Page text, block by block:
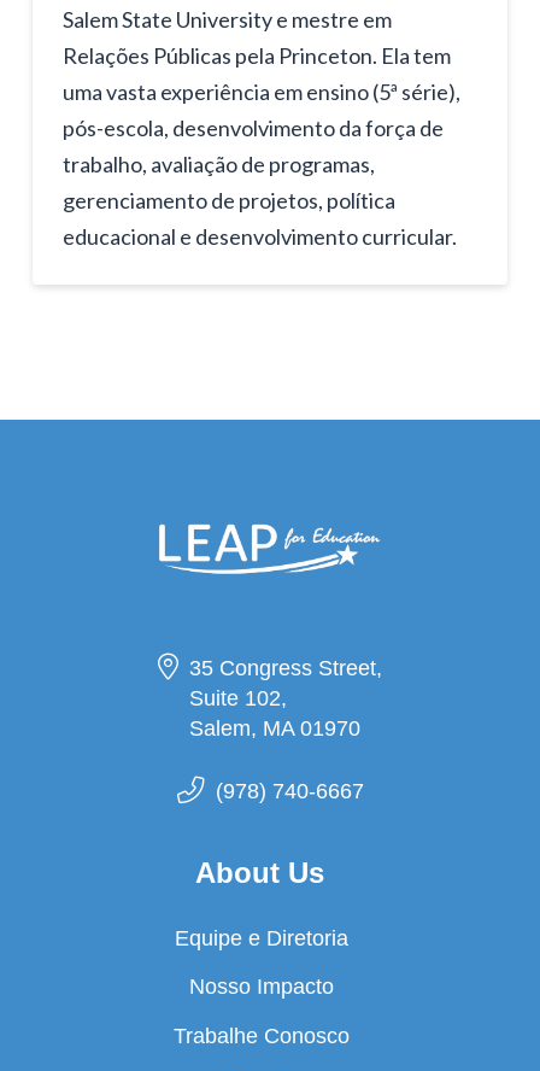
Salem State University e mestre em
Relações Públicas pela Princeton. Ela tem
uma vasta experiência em ensino (5ª série),
pós-escola, desenvolvimento da força de
trabalho, avaliação de programas,
gerenciamento de projetos, política
educacional e desenvolvimento curricular.
35 Congress Street,
Suite 102,
Salem, MA 01970
(978) 740-6667
About Us
Equipe e Diretoria
Nosso Impacto
Trabalhe Conosco